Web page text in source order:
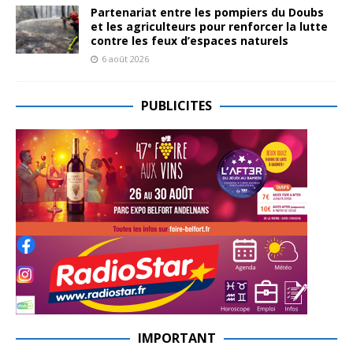
Partenariat entre les pompiers du Doubs
et les agriculteurs pour renforcer la lutte
contre les feux d’espaces naturels
6 août 2026
PUBLICITES
IMPORTANT